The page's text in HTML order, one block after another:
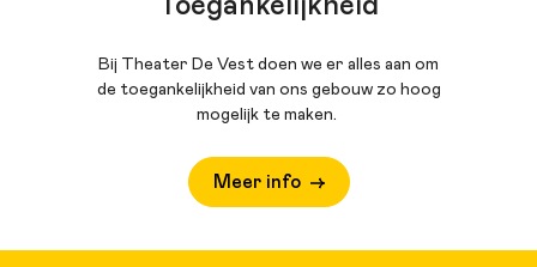
Bij Theater De Vest doen we er alles aan om
de toegankelijkheid van ons gebouw zo hoog
mogelijk te maken.
Meer info